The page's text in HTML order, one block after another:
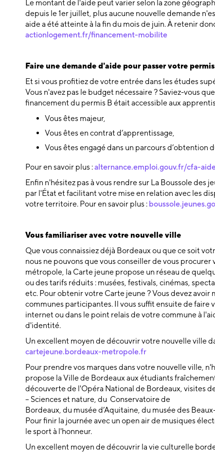
Le montant de l'aide peut varier selon la zone
depuis le 1er juillet, plus aucune nouvelle demande
aide a été atteinte à la fin du mois de juin. À retenir
actionlogement.fr/financement-mobilite
Faire une demande d'aide pour passer votre
Et si vous profitiez de votre entrée dans les études
Vous n'avez pas le budget nécessaire ? Saviez-vous
financement du permis B était accessible aux
Vous êtes majeur,
Vous êtes en contrat d’apprentissage,
Vous êtes engagé dans un parcours d’obtention
Pour en savoir plus :alternance.emploi.gouv.fr/cfa-
Enfin n'hésitez pas à vous rendre sur La Boussole
par l'État et facilitant votre mise en relation avec les
votre territoire. Pour en savoir plus :
Vous familiariser avec votre nouvelle ville
Que vous connaissiez déjà Bordeaux ou que ce soit
nous ne pouvons que vous conseiller de vous
métropole, la Carte jeune propose un réseau de
ou des tarifs réduits : musées, festivals, cinémas,
etc. Pour obtenir votre Carte jeune ? Vous devez avoir
communes participantes. Il vous suffit ensuite de
internet ou dans le point relais de votre commune à
d'identité.
Un excellent moyen de découvrir votre nouvelle ville
cartejeune.bordeaux-metropole.fr
Pour prendre vos marques dans votre nouvelle ville,
propose la Ville de Bordeaux aux étudiants
découverte de l'Opéra National de Bordeaux, visites
– Sciences et nature, du Conservatoire de
Bordeaux, du musée d’Aquitaine, du musée des
Pour finir la journée avec un open air de musiques
le sport à l'honneur.
Un excellent moyen de découvrir la vie culturelle